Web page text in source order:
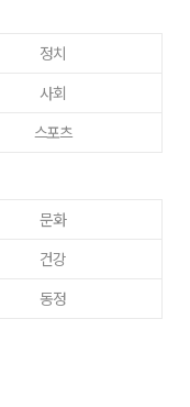
정치
사회
스포츠
문화
건강
동정